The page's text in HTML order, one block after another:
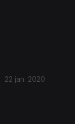
22 jan. 2020